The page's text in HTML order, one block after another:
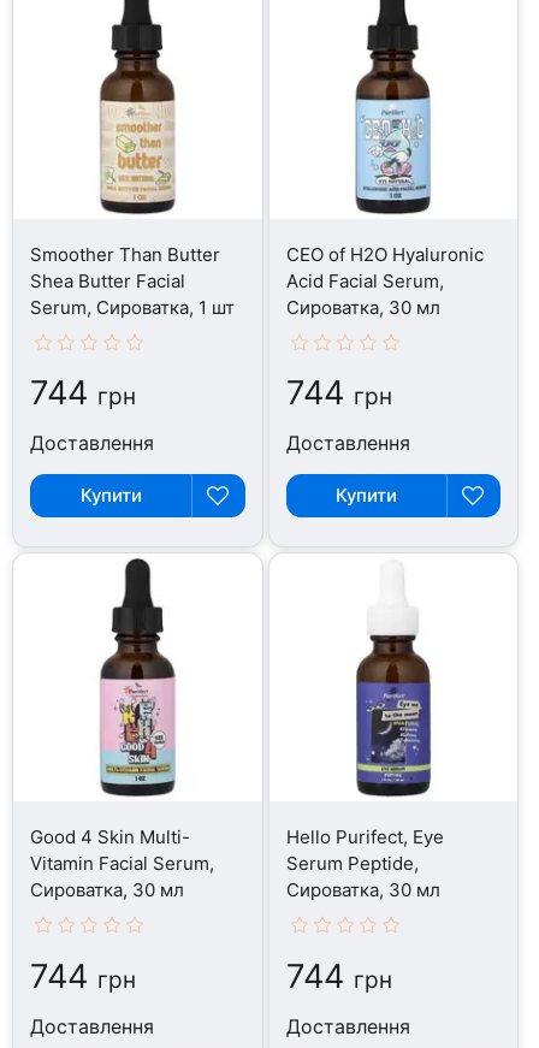
Smoother Than Butter
Shea Butter Facial
Serum, Сироватка, 1 шт
744 грн
Доставлення
Купити
CEO of H2O Hyaluronic
Acid Facial Serum,
Сироватка, 30 мл
744 грн
Доставлення
Купити
Good 4 Skin Multi-
Vitamin Facial Serum,
Сироватка, 30 мл
744 грн
Доставлення
Hello Purifect, Eye
Serum Peptide,
Сироватка, 30 мл
744 грн
Доставлення